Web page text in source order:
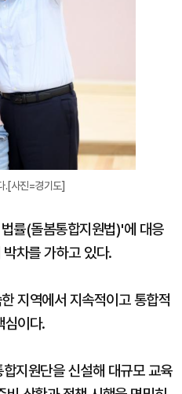
.[사진=경기도]
률(돌봄통합지원법)'에 대응
차를 가하고 있다.
지역에서 지속적이고 통합적
심이다.
지원단을 신설해 대규모 교육